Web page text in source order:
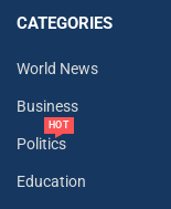
CATEGORIES
World News
Business
Politics
HOT
Education